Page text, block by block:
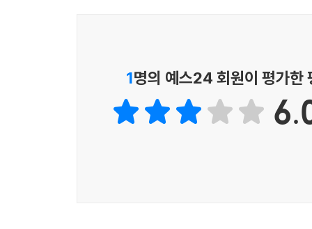
주인공 ‘제이’는 아르바이트를 하기 위해 캐릭
붙여주고, 스티커를 많이 받은 단 한명의 월리는
1명의 예스24 회원이 평가한